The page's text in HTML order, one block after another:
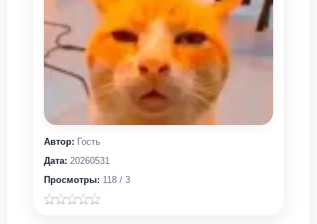
Автор: Гость
Дата: 20260531
Просмотры: 118 / 3